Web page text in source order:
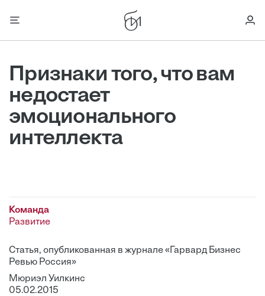
Признаки того, что вам
недостает
эмоционального
интеллекта
Команда
Развитие
Статья, опубликованная в журнале «Гарвард Бизнес
Ревью Россия»
Мюриэл Уилкинс
05.02.2015